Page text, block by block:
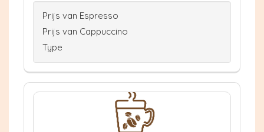
Prijs van Espresso
Prijs van Cappuccino
Type